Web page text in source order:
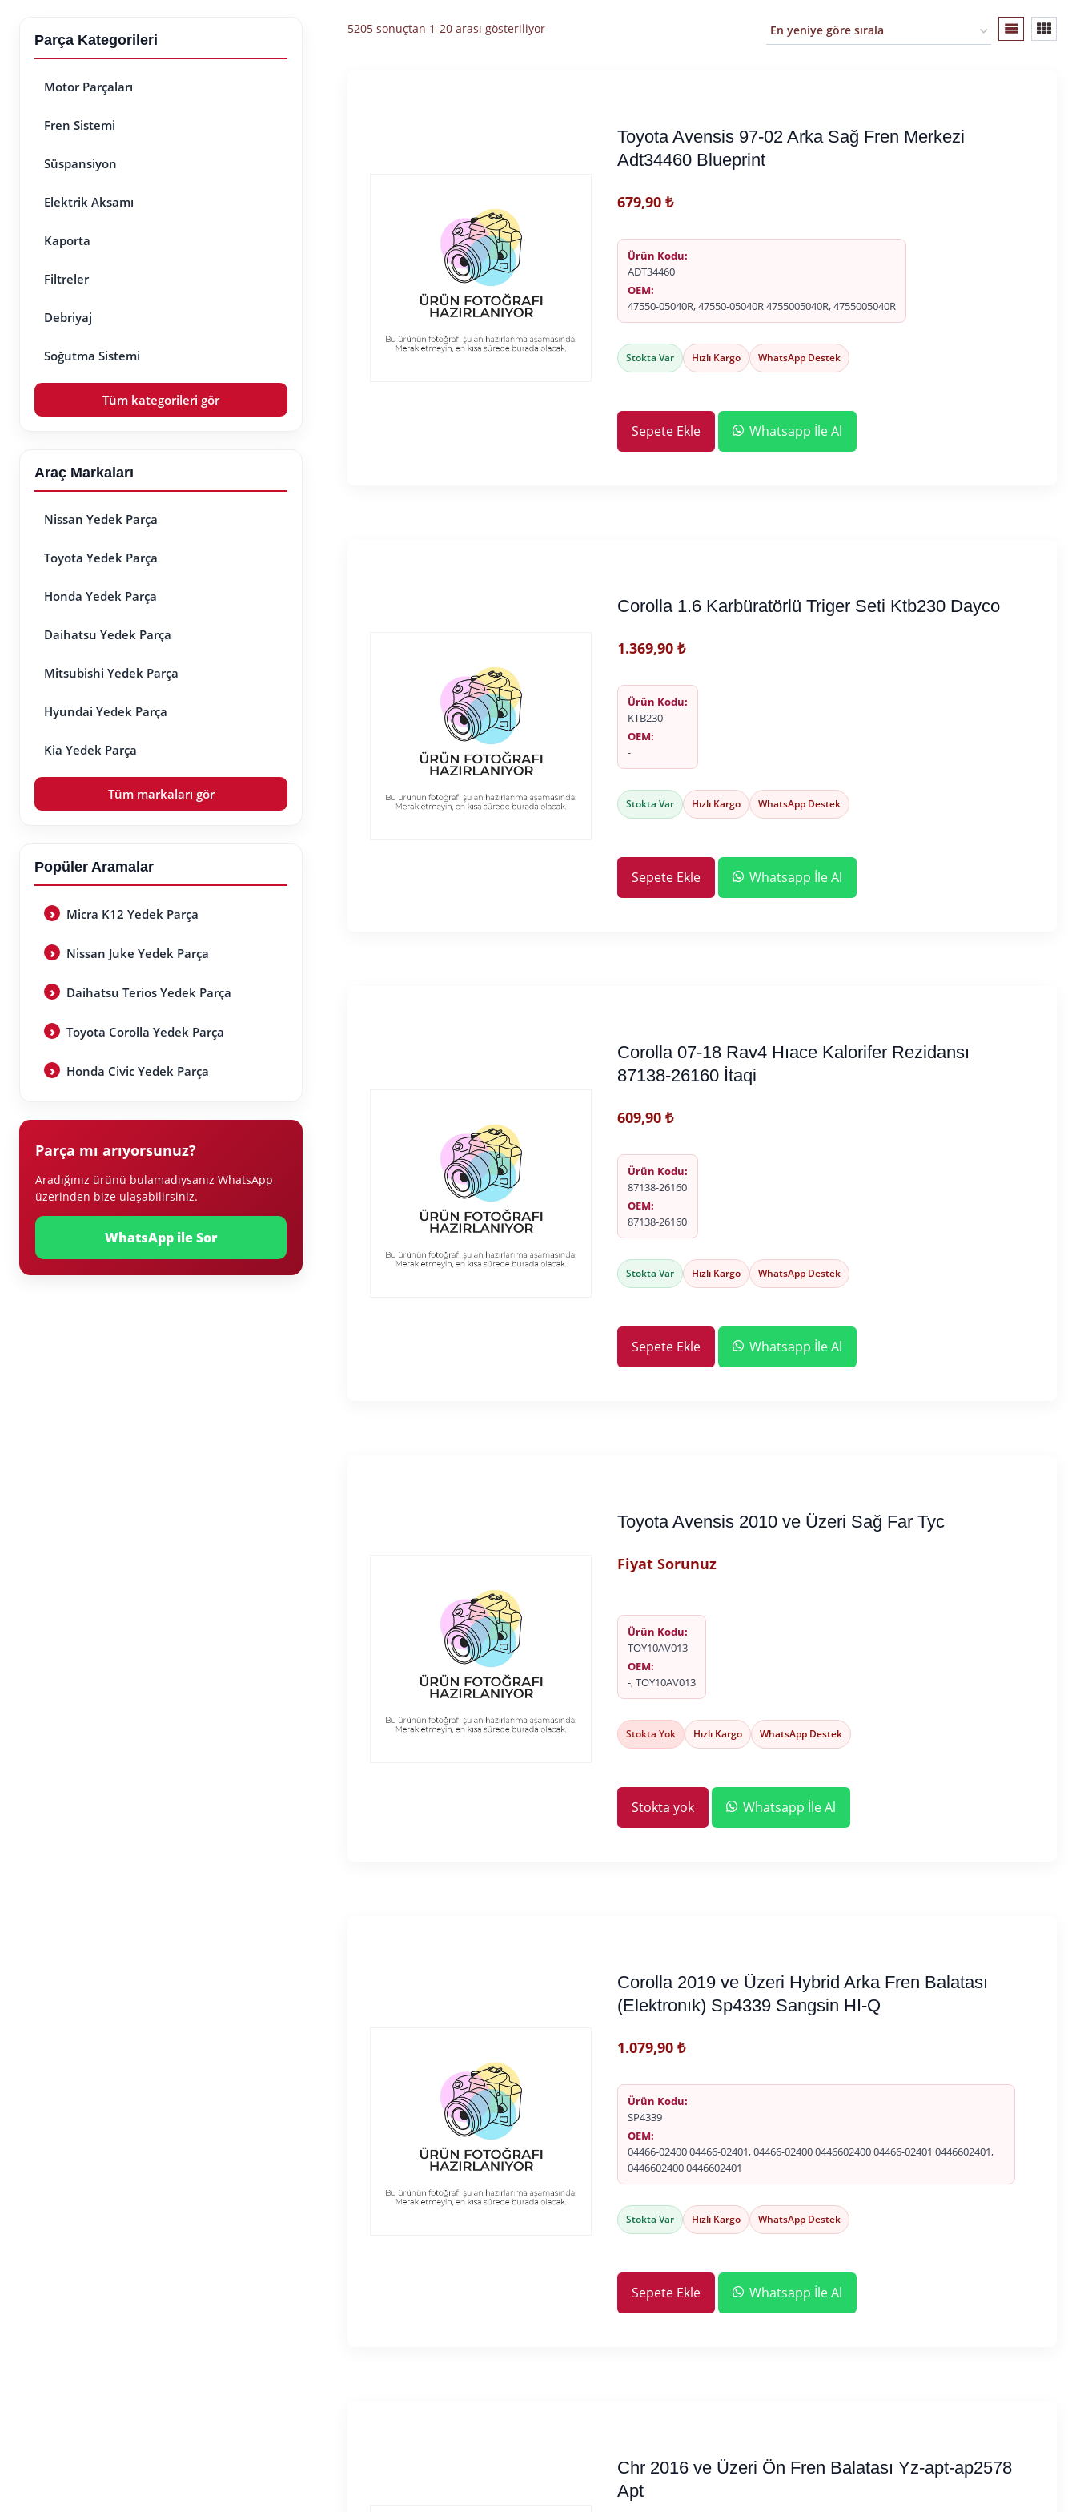
5205 sonuçtan 1-20 arası gösteriliyorEn
Toyota Avensis 97-02 Arka Sağ Fren Merkezi
Adt34460 Blueprint
679,90 ₺
Ürün Kodu:
ADT34460
OEM:
47550-05040R, 47550-05040R 4755005040R, 4755005040R
Stokta Var Hızlı Kargo WhatsApp Destek
Sepete Ekle Whatsapp İle Al
Corolla 1.6 Karbüratörlü Triger Seti Ktb230 Dayco
1.369,90 ₺
Ürün Kodu:
KTB230
OEM:
-
Stokta Var Hızlı Kargo WhatsApp Destek
Sepete Ekle Whatsapp İle Al
Corolla 07-18 Rav4 Hıace Kalorifer Rezidansı
87138-26160 İtaqi
609,90 ₺
Ürün Kodu:
87138-26160
OEM:
87138-26160
Stokta Var Hızlı Kargo WhatsApp Destek
Sepete Ekle Whatsapp İle Al
Toyota Avensis 2010 ve Üzeri Sağ Far Tyc
Fiyat Sorunuz
Ürün Kodu:
TOY10AV013
OEM:
-, TOY10AV013
Stokta Yok Hızlı Kargo WhatsApp Destek
Stokta yok Whatsapp İle Al
Corolla 2019 ve Üzeri Hybrid Arka Fren Balatası
(Elektronık) Sp4339 Sangsin HI-Q
1.079,90 ₺
Ürün Kodu:
SP4339
OEM:
04466-02400 04466-02401, 04466-02400 0446602400 04466-02401 0446602401,
0446602400 0446602401
Stokta Var Hızlı Kargo WhatsApp Destek
Sepete Ekle Whatsapp İle Al
Chr 2016 ve Üzeri Ön Fren Balatası Yz-apt-ap2578
Apt
Parça Kategorileri
Motor Parçaları
Fren Sistemi
Süspansiyon
Elektrik Aksamı
Kaporta
Filtreler
Debriyaj
Soğutma Sistemi
Tüm kategorileri gör
Araç Markaları
Nissan Yedek Parça
Toyota Yedek Parça
Honda Yedek Parça
Daihatsu Yedek Parça
Mitsubishi Yedek Parça
Hyundai Yedek Parça
Kia Yedek Parça
Tüm markaları gör
Popüler Aramalar
Micra K12 Yedek Parça
Nissan Juke Yedek Parça
Daihatsu Terios Yedek Parça
Toyota Corolla Yedek Parça
Honda Civic Yedek Parça
Parça mı arıyorsunuz?
Aradığınız ürünü bulamadıysanız WhatsApp
üzerinden bize ulaşabilirsiniz.
WhatsApp ile Sor